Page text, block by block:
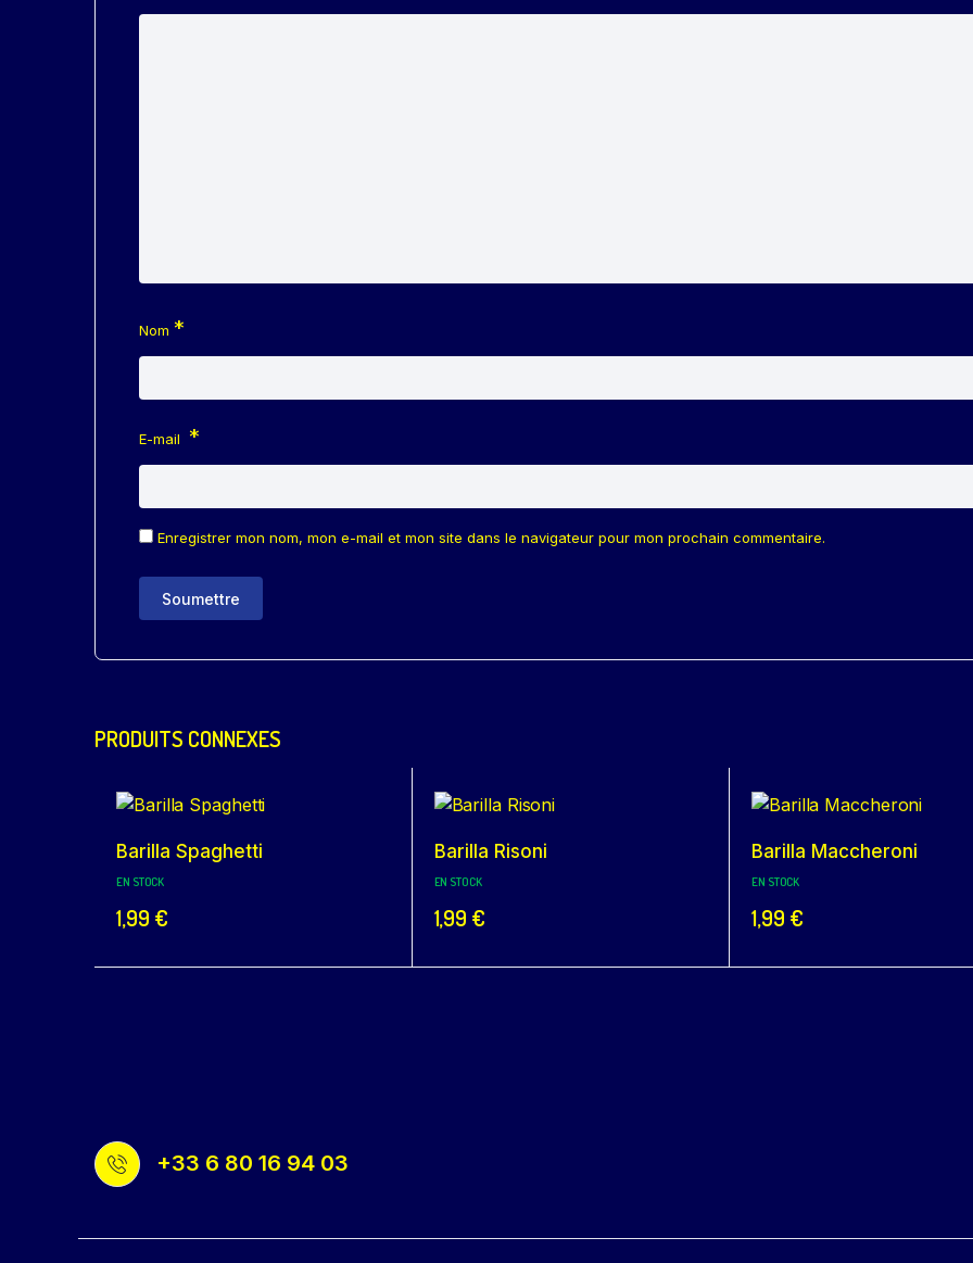
Nom *
E-mail *
Enregistrer mon nom, mon e-mail et mon site dans le navigateur pour mon prochain commentaire.
PRODUITS CONNEXES
Barilla Spaghetti
EN STOCK
1,99 €
Barilla Risoni
EN STOCK
1,99 €
Barilla Maccheroni
EN STOCK
1,99 €
+33 6 80 16 94 03